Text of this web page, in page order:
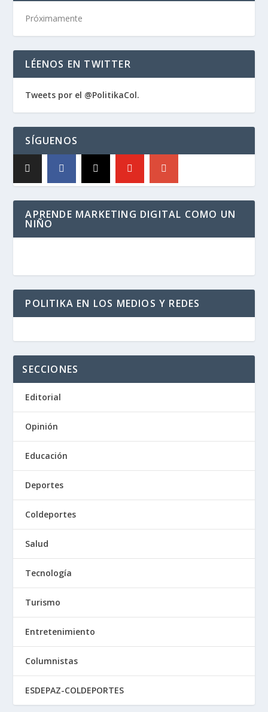
Próximamente
LÉENOS EN TWITTER
Tweets por el @PolitikaCol.
SÍGUENOS
APRENDE MARKETING DIGITAL COMO UN
NIÑO
POLITIKA EN LOS MEDIOS Y REDES
SECCIONES
Editorial
Opinión
Educación
Deportes
Coldeportes
Salud
Tecnología
Turismo
Entretenimiento
Columnistas
ESDEPAZ-COLDEPORTES